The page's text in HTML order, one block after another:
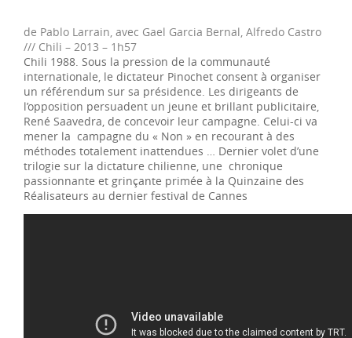
de Pablo Larrain, avec Gael Garcia Bernal, Alfredo Castro
/// Chili – 2013 – 1h57
Chili 1988. Sous la pression de la communauté
internationale, le dictateur Pinochet consent à organiser
un référendum sur sa présidence. Les dirigeants de
l’opposition persuadent un jeune et brillant publicitaire,
René Saavedra, de concevoir leur campagne. Celui-ci va
mener la campagne du « Non » en recourant à des
méthodes totalement inattendues … Dernier volet d’une
trilogie sur la dictature chilienne, une chronique
passionnante et grinçante primée à la Quinzaine des
Réalisateurs au dernier festival de Cannes